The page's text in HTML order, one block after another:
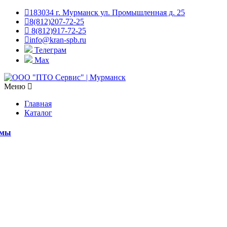
183034 г. Мурманск ул. Промышленная д. 25
8(812)207-72-25
8(812)917-72-25
info@kran-spb.ru
Телеграм
Max
Меню
Главная
Каталог